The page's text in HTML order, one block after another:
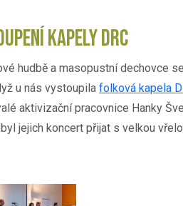
KAPELY DRC
hudbě a masopustní dechovce
u nás vystoupila folková kapela
aktivizační pracovnice Hanky
jejich koncert přijat s velkou